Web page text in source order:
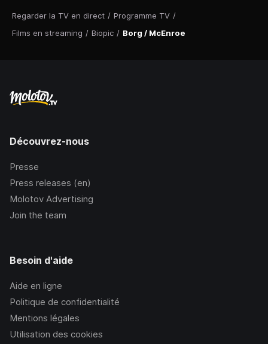
Regarder la TV en direct / Programme TV /
Films en streaming / Biopic / Borg / McEnroe
Découvrez-nous
Presse
Press releases (en)
Molotov Advertising
Join the team
Besoin d'aide
Aide en ligne
Politique de confidentialité
Mentions légales
Utilisation des cookies